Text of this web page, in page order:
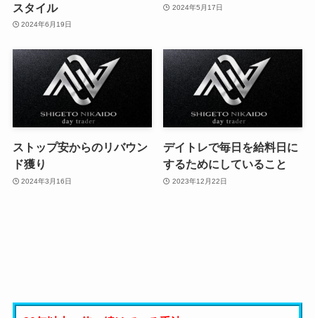
スタイル
2024年6月19日
2024年5月17日
ストップ安からのリバウン
ド獲り
2024年3月16日
デイトレで毎日を給料日に
するためにしていること
2023年12月22日